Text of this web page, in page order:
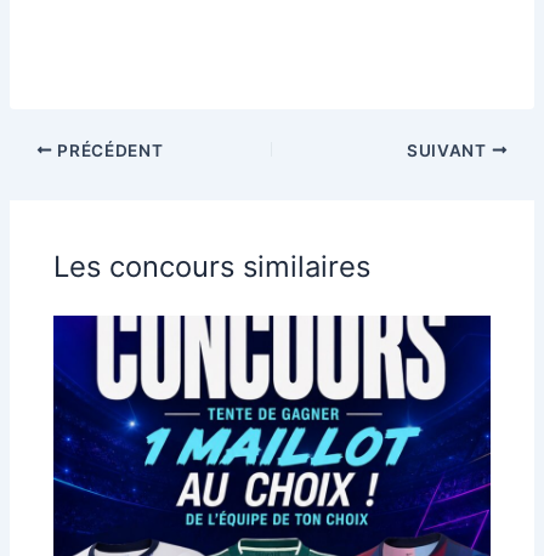
PRÉCÉDENT SUIVANT
Les concours similaires